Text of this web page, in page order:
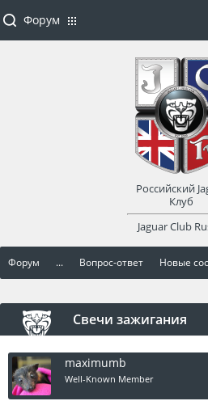
Форум ... Вопрос-ответ Новые
Свечи зажигания
maximumb
Well-Known Member
Форум
Российский
Клуб
Jaguar Club